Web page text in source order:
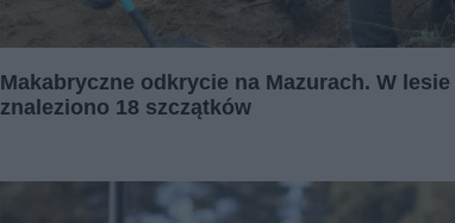
Makabryczne odkrycie na Mazurach. W lesie
znaleziono 18 szczątków